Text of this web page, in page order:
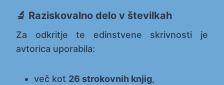
🔬 Raziskovalno delo v številkah
Za odkritje te edinstvene skrivnosti je
avtorica uporabila:
več kot 26 strokovnih knjig,